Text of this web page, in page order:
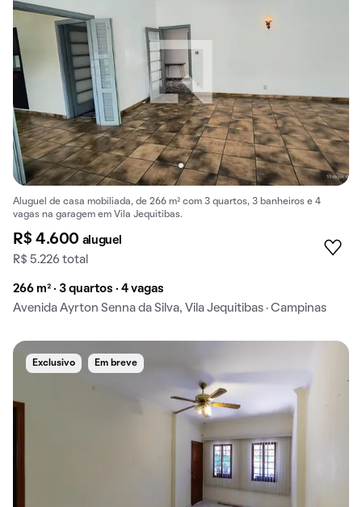
Aluguel de casa mobiliada, de 266 m² com 3 quartos, 3 banheiros e 4
vagas na garagem em Vila Jequitibas.
R$ 4.600 aluguel
R$ 5.226 total
266 m² · 3 quartos · 4 vagas
Avenida Ayrton Senna da Silva, Vila Jequitibas · Campinas
Exclusivo Em breve